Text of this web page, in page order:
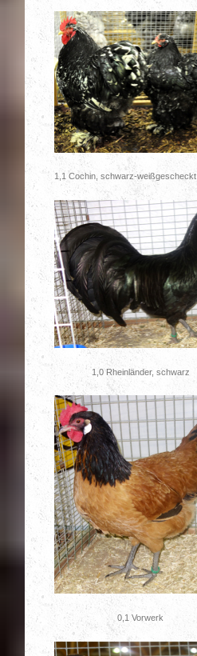
1,1 Cochin, schwarz-weißgescheckt
1,0 Rheinländer, schwarz
0,1 Vorwerk